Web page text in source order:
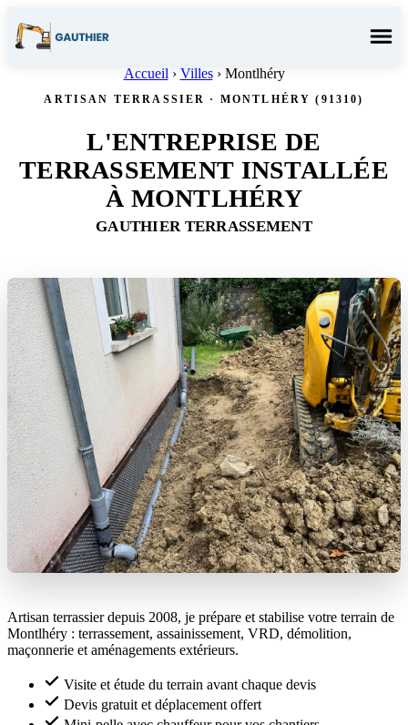
Menu
Accueil › Villes › Montlhéry
ARTISAN TERRASSIER · MONTLHÉRY (91310)
L'ENTREPRISE DE
TERRASSEMENT INSTALLÉE
À MONTLHÉRY
GAUTHIER TERRASSEMENT
Artisan terrassier depuis 2008, je prépare et stabilise votre terrain de
Montlhéry : terrassement, assainissement, VRD, démolition,
maçonnerie et aménagements extérieurs.
Visite et étude du terrain avant chaque devis
Devis gratuit et déplacement offert